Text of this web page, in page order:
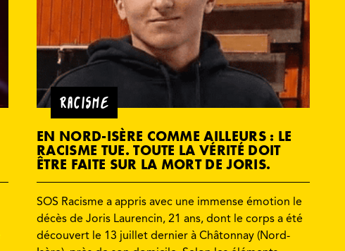
RACISME
EN NORD-ISÈRE COMME AILLEURS : LE
RACISME TUE. TOUTE LA VÉRITÉ DOIT
ÊTRE FAITE SUR LA MORT DE JORIS.
SOS Racisme a appris avec une immense émotion le
décès de Joris Laurencin, 21 ans, dont le corps a été
découvert le 13 juillet dernier à Châtonnay (Nord-